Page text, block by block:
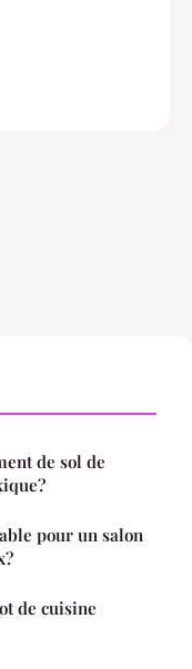
de sol de
pour un salon
de cuisine